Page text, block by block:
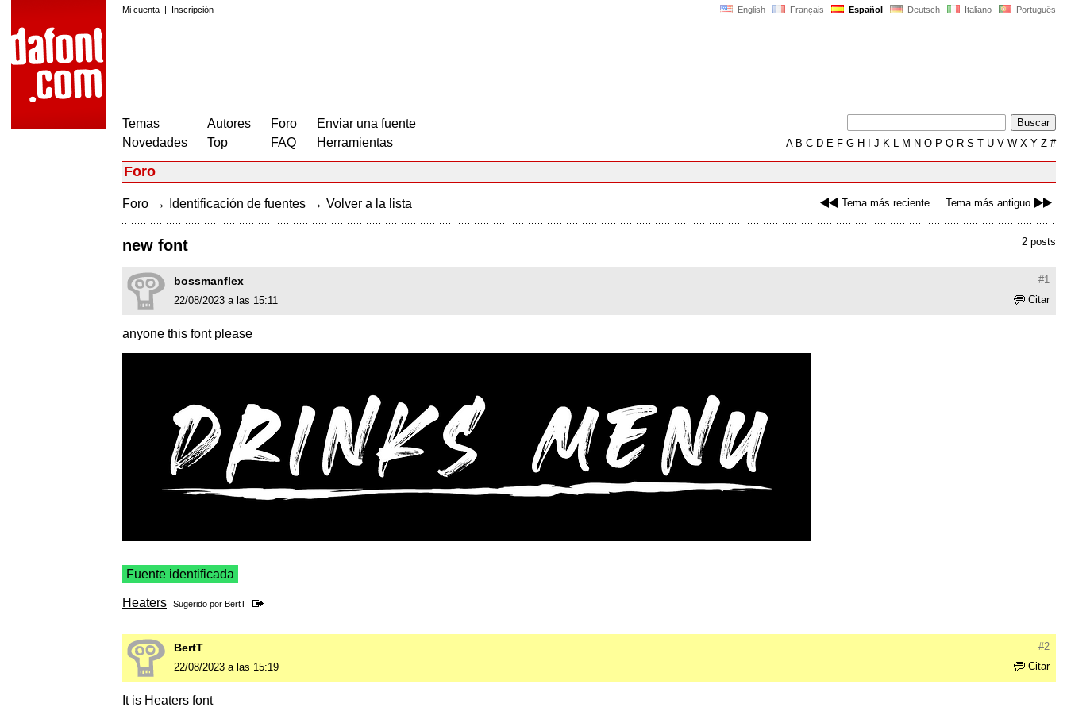
English Français Español Deutsch Italiano Português
Mi cuenta | Inscripción
Temas
Novedades
Autores
Top
Foro
FAQ
Enviar una fuente
Herramientas
AB C D E F G H J K L M N O P Q R S T U V W X Y Z #
Foro
Tema más reciente Tema más antiguo
Foro → Identificación de fuentes → Volver a la lista
2 posts
new font
#1
bossmanflex
Citar
22/08/2023 a las 15:11
anyone this font please
Fuente identificada
Heaters Sugerido por BertT
#2
BertT
Citar
22/08/2023 a las 15:19
It is Heaters font